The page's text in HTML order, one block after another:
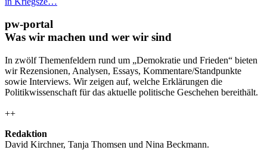
pw-portal
Was wir machen und wer wir sind
In zwölf Themenfeldern rund um „Demokratie und Frieden“ bieten
wir Rezensionen, Analysen, Essays, Kommentare/Standpunkte
sowie Interviews. Wir zeigen auf, welche Erklärungen die
Politikwissenschaft für das aktuelle politische Geschehen bereithält.
++
Redaktion
David Kirchner, Tanja Thomsen und Nina Beckmann.